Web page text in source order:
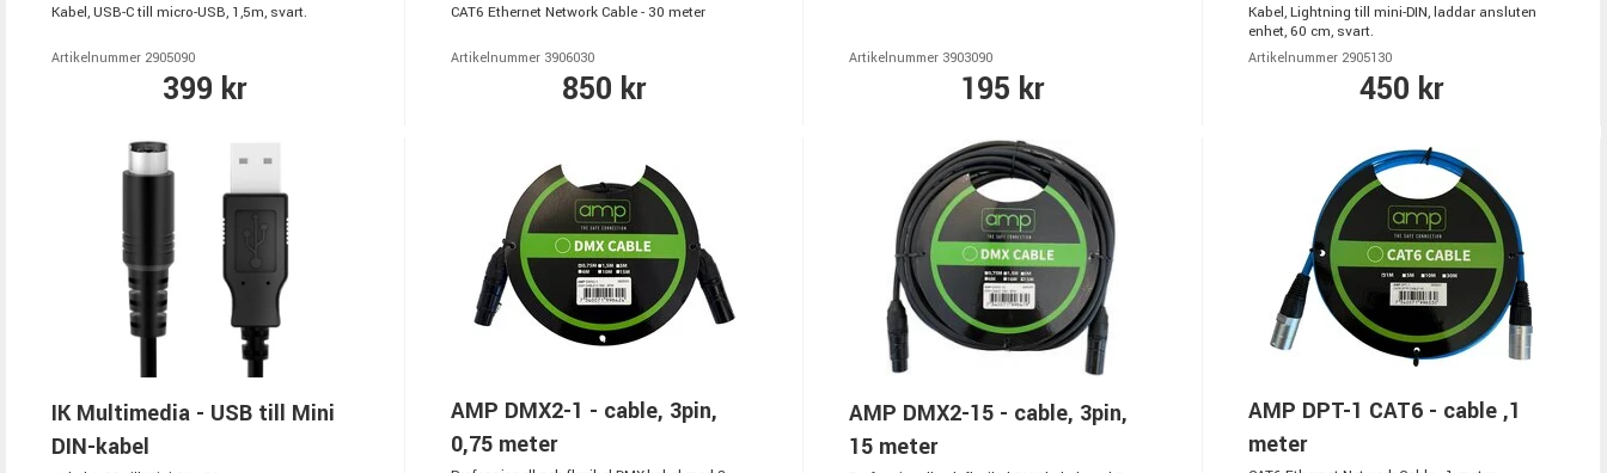
Kabel, USB-C till micro-USB, 1,5m, svart.
Artikelnummer 2905090
399 kr
CAT6 Ethernet Network Cable - 30 meter
Artikelnummer 3906030
850 kr
Artikelnummer 3903090
195 kr
Kabel, Lightning till mini-DIN, laddar ansluten
enhet, 60 cm, svart.
Artikelnummer 2905130
450 kr
IK Multimedia - USB till Mini
DIN-kabel
AMP DMX2-1 - cable, 3pin,
0,75 meter
AMP DMX2-15 - cable, 3pin,
15 meter
AMP DPT-1 CAT6 - cable ,1
meter